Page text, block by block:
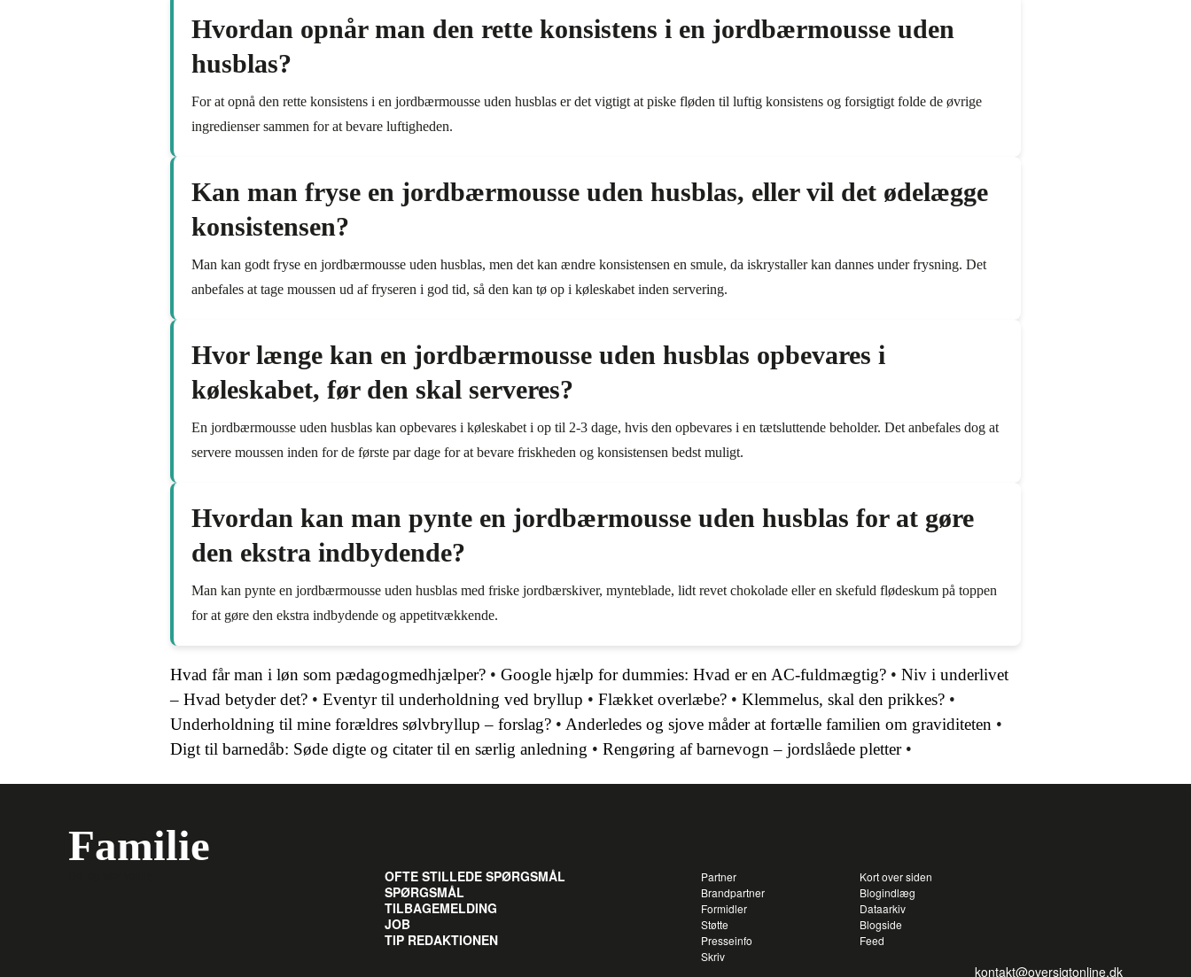
Hvordan opnår man den rette konsistens i en jordbærmousse uden
husblas?
For at opnå den rette konsistens i en jordbærmousse uden husblas er det vigtigt at piske fløden til luftig konsistens og forsigtigt folde de øvrige
ingredienser sammen for at bevare luftigheden.
Kan man fryse en jordbærmousse uden husblas, eller vil det ødelægge
konsistensen?
Man kan godt fryse en jordbærmousse uden husblas, men det kan ændre konsistensen en smule, da iskrystaller kan dannes under frysning. Det
anbefales at tage moussen ud af fryseren i god tid, så den kan tø op i køleskabet inden servering.
Hvor længe kan en jordbærmousse uden husblas opbevares i
køleskabet, før den skal serveres?
En jordbærmousse uden husblas kan opbevares i køleskabet i op til 2-3 dage, hvis den opbevares i en tætsluttende beholder. Det anbefales dog at
servere moussen inden for de første par dage for at bevare friskheden og konsistensen bedst muligt.
Hvordan kan man pynte en jordbærmousse uden husblas for at gøre
den ekstra indbydende?
Man kan pynte en jordbærmousse uden husblas med friske jordbærskiver, mynteblade, lidt revet chokolade eller en skefuld flødeskum på toppen
for at gøre den ekstra indbydende og appetitvækkende.
Hvad får man i løn som pædagogmedhjælper? • Google hjælp for dummies: Hvad er en AC-fuldmægtig? • Niv i underlivet
– Hvad betyder det? • Eventyr til underholdning ved bryllup • Flækket overlæbe? • Klemmelus, skal den prikkes? •
Underholdning til mine forældres sølvbryllup – forslag? • Anderledes og sjove måder at fortælle familien om graviditeten •
Digt til barnedåb: Søde digte og citater til en særlig anledning • Rengøring af barnevogn – jordslåede pletter•
Familie
OFTE STILLEDE SPØRGSMÅL
SPØRGSMÅL
TILBAGEMELDING
JOB
TIP REDAKTIONEN
Partner
Brandpartner
Formidler
Støtte
Presseinfo
Skriv
Kort over siden
Blogindlæg
Dataarkiv
Blogside
Feed
kontakt@oversigtonline.dk